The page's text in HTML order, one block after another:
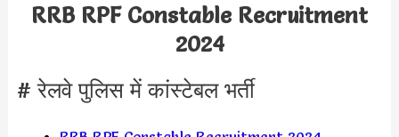
RRB RPF Constable Recruitment
2024
# रेलवे पुलिस में कांस्टेबल भर्ती